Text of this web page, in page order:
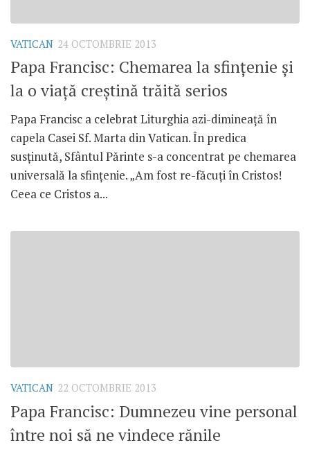
VATICAN 24 OCTOMBRIE 2013
Papa Francisc: Chemarea la sfinţenie şi
la o viaţă creştină trăită serios
Papa Francisc a celebrat Liturghia azi-dimineaţă în
capela Casei Sf. Marta din Vatican. În predica
susţinută, Sfântul Părinte s-a concentrat pe chemarea
universală la sfinţenie. „Am fost re-făcuţi în Cristos!
Ceea ce Cristos a...
VATICAN 22 OCTOMBRIE 2013
Papa Francisc: Dumnezeu vine personal
între noi să ne vindece rănile